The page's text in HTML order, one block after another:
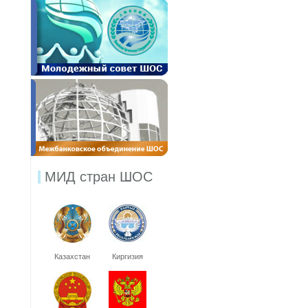
МИД стран ШОС
Казахстан Киргизия